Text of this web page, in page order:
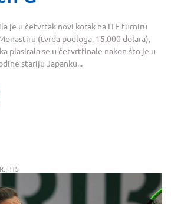
je u četvrtak novi korak na ITF turniru
(tvrda podloga, 15.000 dolara),
plasirala se u četvrtfinale nakon što je u
stariju Japanku...
HTS